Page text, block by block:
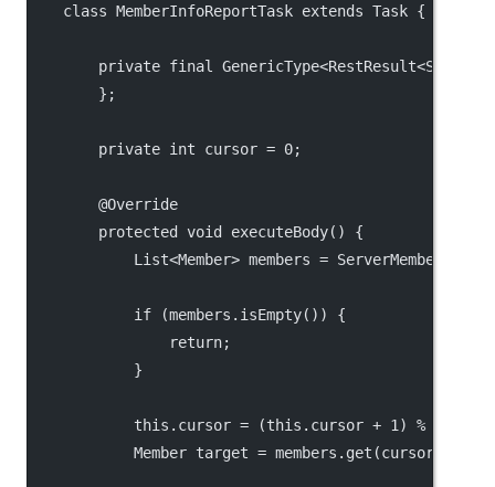
    class MemberInfoReportTask extends Task {
        private final GenericType<
RestResult
        };
        private int cursor = 0;
        @Override
        protected void executeBody() {
            List<
Member> members =
            if (members.isEmpty()) {
                return;
            }
this.cursor = (this.cursor + 1) %
            Member target = members.get(cursor);